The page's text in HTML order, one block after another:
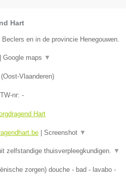
Hart
en in de provincie Henegouwen.
| Google maps ▼
(Oost-Vlaanderen)
nr: -
Hart
| Screenshot ▼
zelfstandige thuisverpleegkundigen. ▼
zorgen) douche - bad - lavabo -